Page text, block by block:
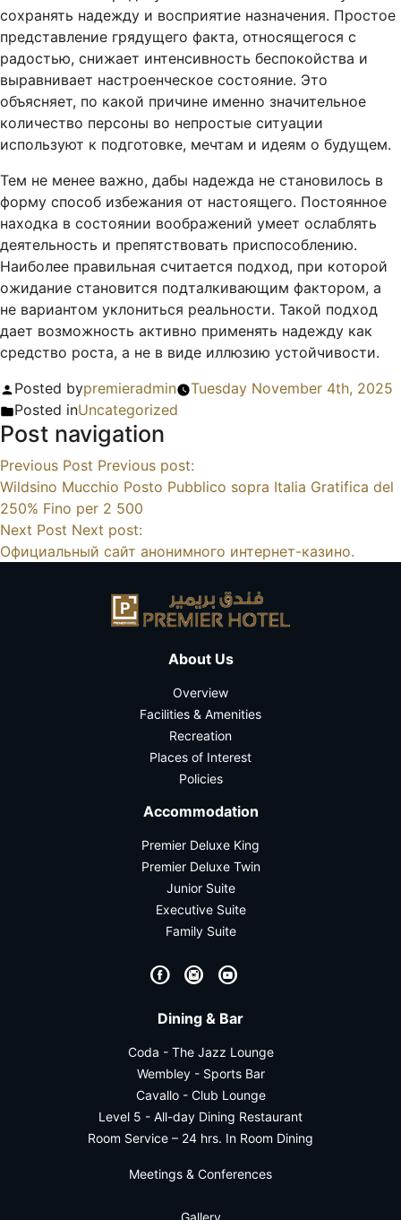
сохранять надежду и восприятие назначения. Простое
представление грядущего факта, относящегося с
радостью, снижает интенсивность беспокойства и
выравнивает настроенческое состояние. Это
объясняет, по какой причине именно значительное
количество персоны во непростые ситуации
используют к подготовке, мечтам и идеям о будущем.
Тем не менее важно, дабы надежда не становилось в
форму способ избежания от настоящего. Постоянное
находка в состоянии воображений умеет ослаблять
деятельность и препятствовать приспособлению.
Наиболее правильная считается подход, при которой
ожидание становится подталкивающим фактором, а
не вариантом уклониться реальности. Такой подход
дает возможность активно применять надежду как
средство роста, а не в виде иллюзию устойчивости.
Posted bypremieradmin
Tuesday November 4th, 2025
Posted inUncategorized
Post navigation
Previous Post Previous post:
Wildsino Mucchio Posto Pubblico sopra Italia Gratifica del
250% Fino per 2 500
Next Post Next post:
Официальный сайт анонимного интернет-казино.
About Us
Overview
Facilities & Amenities
Recreation
Places of Interest
Policies
Accommodation
Premier Deluxe King
Premier Deluxe Twin
Junior Suite
Executive Suite
Family Suite
F I Y
Dining & Bar
Coda - The Jazz Lounge
Wembley - Sports Bar
Cavallo - Club Lounge
Level 5 - All-day Dining Restaurant
Room Service – 24 hrs. In Room Dining
Meetings & Conferences